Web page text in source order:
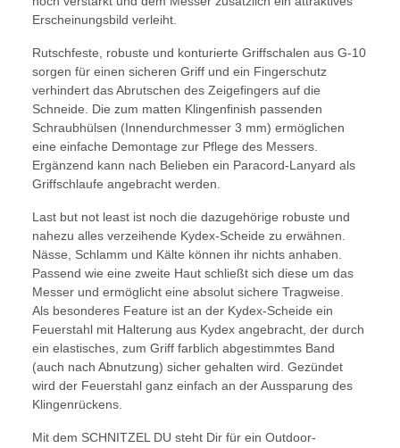
Erscheinungsbild verleiht.
Rutschfeste, robuste und konturierte Griffschalen aus G-10
sorgen für einen sicheren Griff und ein Fingerschutz
verhindert das Abrutschen des Zeigefingers auf die
Schneide. Die zum matten Klingenfinish passenden
Schraubhülsen (Innendurchmesser 3 mm) ermöglichen
eine einfache Demontage zur Pflege des Messers.
Ergänzend kann nach Belieben ein Paracord-Lanyard als
Griffschlaufe angebracht werden.
Last but not least ist noch die dazugehörige robuste und
nahezu alles verzeihende Kydex-Scheide zu erwähnen.
Nässe, Schlamm und Kälte können ihr nichts anhaben.
Passend wie eine zweite Haut schließt sich diese um das
Messer und ermöglicht eine absolut sichere Tragweise.
Als besonderes Feature ist an der Kydex-Scheide ein
Feuerstahl mit Halterung aus Kydex angebracht, der durch
ein elastisches, zum Griff farblich abgestimmtes Band
(auch nach Abnutzung) sicher gehalten wird. Gezündet
wird der Feuerstahl ganz einfach an der Aussparung des
Klingenrückens.
Mit dem SCHNITZEL DU steht Dir für ein Outdoor-